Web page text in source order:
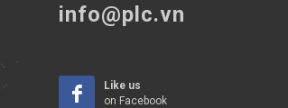
info@plc.vn
Like us
on Facebook